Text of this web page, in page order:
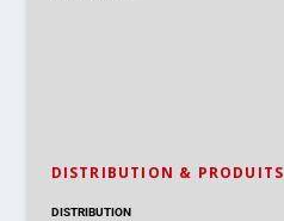
DISTRIBUTION & PRODUITS
DISTRIBUTION